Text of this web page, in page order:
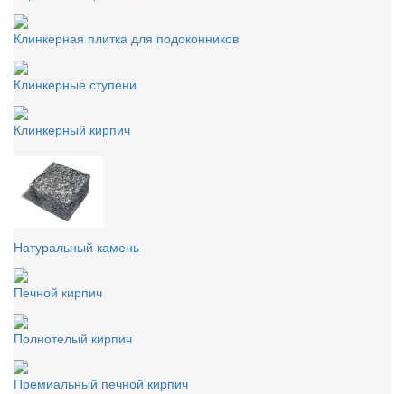
Клинкерная плитка для подоконников
Клинкерные ступени
Клинкерный кирпич
Натуральный камень
Печной кирпич
Полнотелый кирпич
Премиальный печной кирпич